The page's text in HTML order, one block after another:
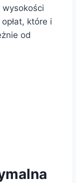
które i
od